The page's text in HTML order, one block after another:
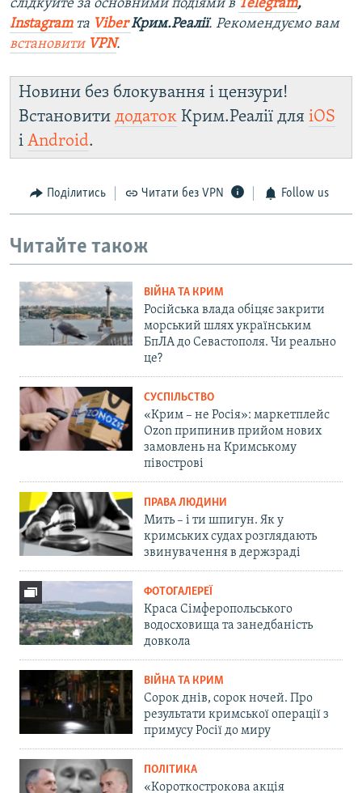
слідкуйте за основними подіями в Telegram,
Instagramта ViberКрим.Реалії. Рекомендуємо вам
встановити VPN.
Новини без блокування і цензури!
Встановити додаток Крим.Реалії для iOS
і Android.
Поділитись Читати без VPN Follow us
Читайте також
ВІЙНА ТА КРИМ
Російська влада обіцяє закрити
морський шлях українським
БпЛА до Севастополя. Чи реально
це?
СУСПІЛЬСТВО
«Крим – не Росія»: маркетплейс
Ozon припинив прийом нових
замовлень на Кримському
півострові
ПРАВА ЛЮДИНИ
Мить – і ти шпигун. Як у
кримських судах розглядають
звинувачення в держзраді
ФОТОГАЛЕРЕЇ
Краса Сімферопольського
водосховища та занедбаність
довкола
ВІЙНА ТА КРИМ
Сорок днів, сорок ночей. Про
результати кримської операції з
примусу Росії до миру
ПОЛІТИКА
«Короткострокова акція